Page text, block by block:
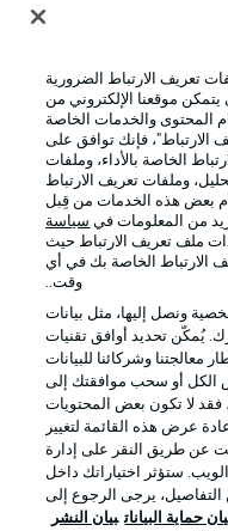
تعريف الارتباط الضرورية
موقعنا الإلكتروني من
المحتوى والخدمات الخاصة
الارتباط"، فإنك توافق على
الخاصة بالأداء، وملفات
وملفات تعريف الارتباط
بعض هذه الخدمات من قِبل
من المعلومات في سياسة
ملف تعريف الارتباط حيث
الارتباط الخاصة بك في أي
وقت..
ونصل إليها، مثل بيانات
يُمكّن تحديد أوافق تقنيات
معالجتنا وشركائنا للبيانات
الكل أو سحب موافقتك إلى
فقد لا تكون بعض المحتويات
عرض هذه القائمة لتغيير
عن طريق النقر على إدارة
ستؤثر اختياراتك داخل
التفاصيل، يرجى الرجوع إلى
حماية البيانات بيان النشر